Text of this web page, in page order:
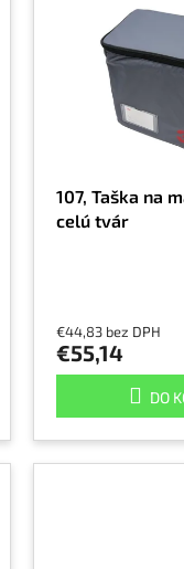
107, Taška na
celú tvár
€44,83 bez DPH
€55,14
DO